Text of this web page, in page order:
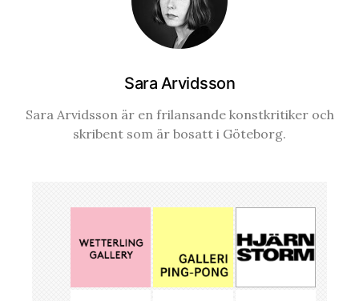
Sara Arvidsson
Sara Arvidsson är en frilansande konstkritiker och
skribent som är bosatt i Göteborg.